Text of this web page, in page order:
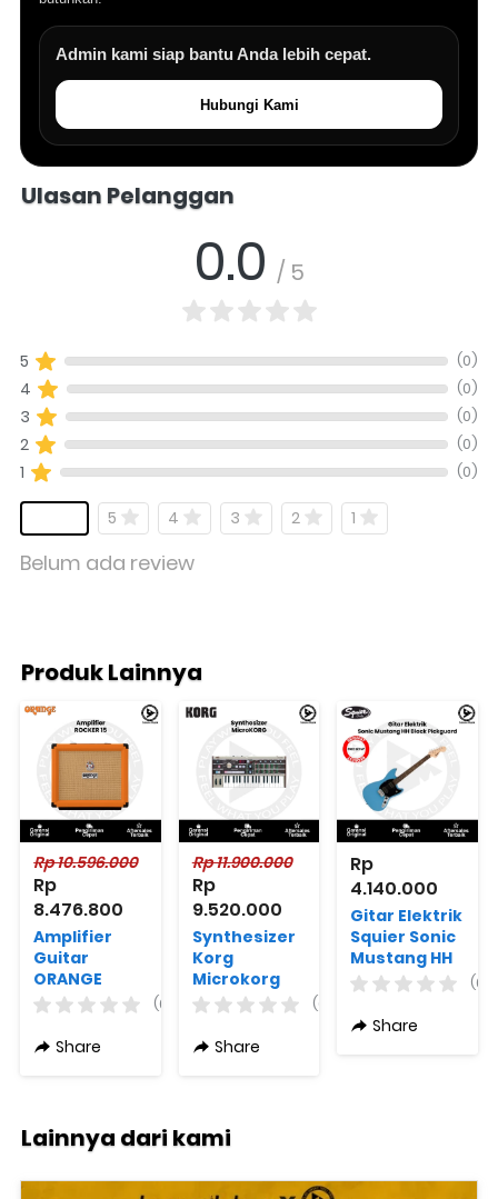
Admin kami siap bantu Anda lebih cepat.
Hubungi Kami
Ulasan Pelanggan
0.0 / 5
5 (0)
4 (0)
3 (0)
2 (0)
1 (0)
5 4 3 2 1
Belum ada review
Produk Lainnya
Rp 10.596.000
Rp
8.476.800
Amplifier
Guitar
ORANGE
ROCKER 15
Guitar
(0)
Share
Rp 11.900.000
Rp
9.520.000
Synthesizer
Korg
Microkorg
Original
(0)
Share
Rp
4.140.000
Gitar Elektrik
Squier Sonic
Mustang HH
Black
Original
(0)
Share
Lainnya dari kami